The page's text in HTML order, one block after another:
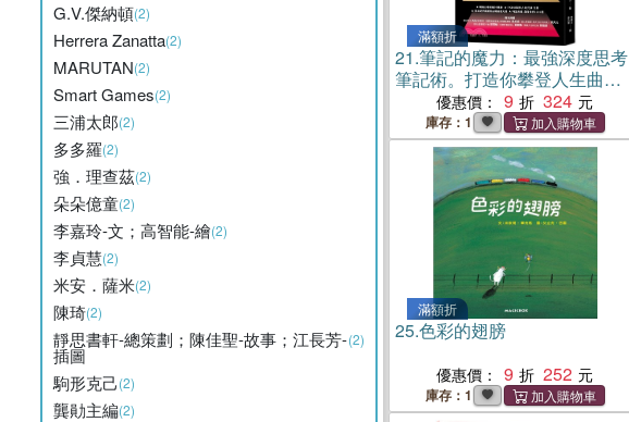
G.V.傑納頓(2)
Herrera Zanatta(2)
MARUTAN(2)
Smart Games(2)
三浦太郎(2)
多多羅(2)
強．理查茲(2)
朵朵億童(2)
李嘉玲-文；高智能-繪(2)
李貞慧(2)
米安．薩米(2)
陳琦(2)
靜思書軒-總策劃；陳佳聖-故事；江長芳-
插圖
(2)
駒形克己(2)
龔勛主編(2)
滿額折
21.筆記的魔力：最強深度思考
筆記術。打造你攀登人生曲線
高峰的行動力，高效自我進化
優惠價： 9 324
庫存：1
滿額折
25.色彩的翅膀
優惠價： 9 252
庫存：1